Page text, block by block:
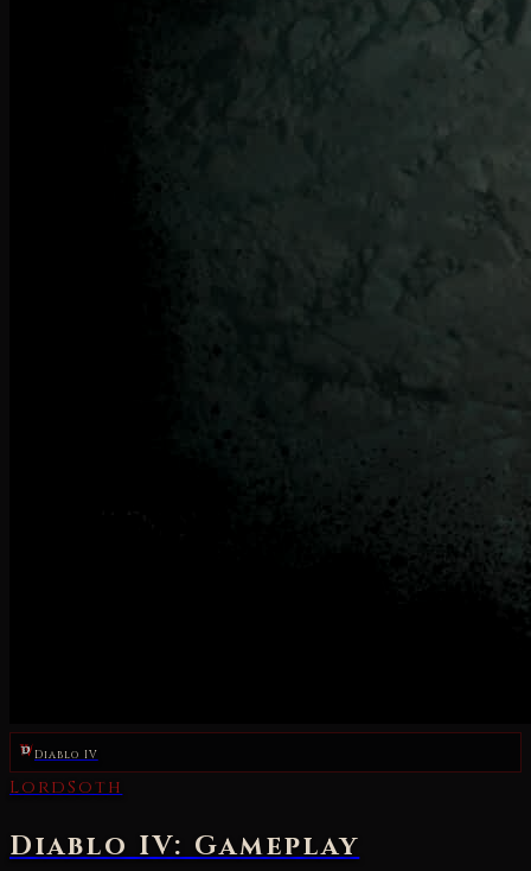
Diablo IV
LordSoth
Diablo IV: Gameplay